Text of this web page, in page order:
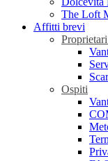
The Loft
Affitti brevi
Ospiti